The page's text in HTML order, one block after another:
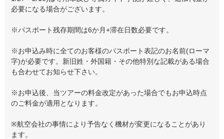
必要になる場合がございます。
※パスポート残存期間は6か月+滞在日数必要です。
※お申込み時に全てのお客様のパスポート表記のお名前(ローマ
字)が必要です。新旧姓・外国籍・その他特別な記載がある場合
も合わせてお知らせ下さい。
※お申込後、当ツアーの料金改定があった場合でもお申込時点
のご料金が適用となります。
※航空会社の事情により予告なく機材が変更になることがあり
ます。